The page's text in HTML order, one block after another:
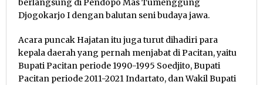
berlangsung di Pendopo Mas Tumenggung
Djogokarjo I dengan balutan seni budaya jawa.
Acara puncak Hajatan itu juga turut dihadiri para
kepala daerah yang pernah menjabat di Pacitan, yaitu
Bupati Pacitan periode 1990-1995 Soedjito, Bupati
Pacitan periode 2011-2021 Indartato, dan Wakil Bupati